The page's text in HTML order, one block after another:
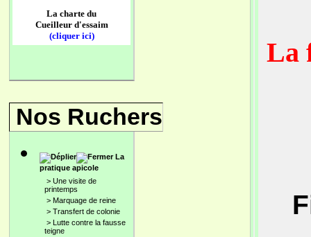
La charte du
Cueilleur d'essaim
(cliquer ici)
Nos Ruchers
La
pratique apicole
> Une visite de
printemps
> Marquage de reine
> Transfert de colonie
> Lutte contre la fausse
teigne
La